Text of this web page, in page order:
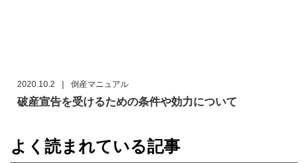
2020.10.2 | 倒産マニュアル
破産宣告を受けるための条件や効力について
よく読まれている記事